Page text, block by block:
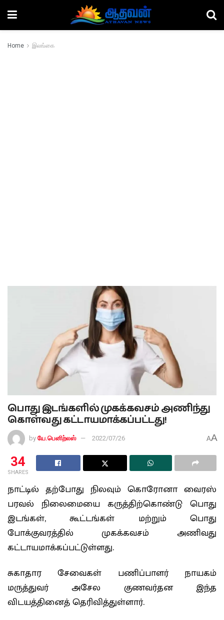
Home இலங்கை
பொது இடங்களில் முகக்கவசம் அணிந்து
கொள்வது கட்டாயமாக்கப்பட்டது!
by யே.பெனிற்லஸ் 2022/07/26 AA
34
SHARES
நாட்டில் தற்போது நிலவும் கொரோனா வைரஸ்
பரவல் நிலைமையை கருத்திற்கொண்டு பொது
இடங்கள், கூட்டங்கள் மற்றும் பொது
போக்குவரத்தில் முகக்கவசம் அணிவது
கட்டாயமாக்கப்பட்டுள்ளது.
சுகாதார சேவைகள் பணிப்பாளர் நாயகம்
மருத்துவர் அசேல குணவர்தன இந்த
விடயத்தினைத் தெரிவித்துள்ளார்.